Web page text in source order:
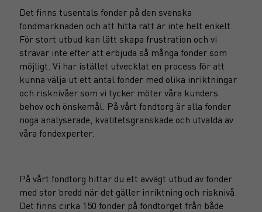
Det finns tusentals fonder på den svenska
fondmarknaden och att hitta rätt är inte helt enkelt.
För stort utbud kan lätt skapa frustration och vi
strävar inte efter att erbjuda så många fonder som
möjligt. Vi har istället utvecklat en process för att
kunna välja ut ett antal fonder med olika inriktningar
och risknivåer som vi tycker möter våra kunders
behov och önskemål. På vårt fondtorg är alla fonder
noga analyserade, kvalitetsgranskade och utvalda av
våra fondexperter.
På vårt fondtorg hittar du ett avvägt utbud av fonder
med stor bredd när det gäller inriktning och risknivå.
Det finns cirka 150 fonder på fondtorget från både